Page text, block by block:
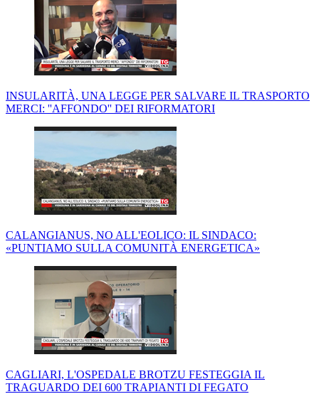
INSULARITÀ, UNA LEGGE PER SALVARE IL TRASPORTO
MERCI: ''AFFONDO'' DEI RIFORMATORI
CALANGIANUS, NO ALL'EOLICO: IL SINDACO:
«PUNTIAMO SULLA COMUNITÀ ENERGETICA»
CAGLIARI, L'OSPEDALE BROTZU FESTEGGIA IL
TRAGUARDO DEI 600 TRAPIANTI DI FEGATO